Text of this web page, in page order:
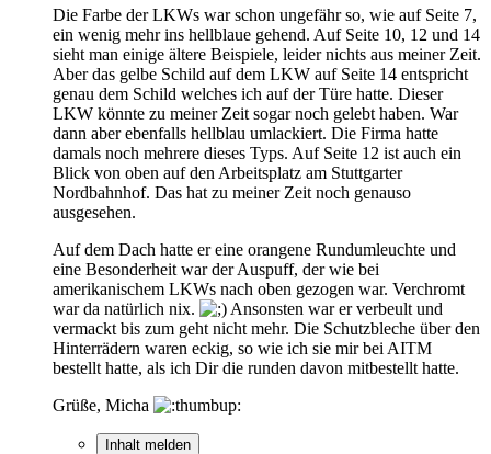
Die Farbe der LKWs war schon ungefähr so, wie auf Seite 7,
ein wenig mehr ins hellblaue gehend. Auf Seite 10, 12 und 14
sieht man einige ältere Beispiele, leider nichts aus meiner Zeit.
Aber das gelbe Schild auf dem LKW auf Seite 14 entspricht
genau dem Schild welches ich auf der Türe hatte. Dieser
LKW könnte zu meiner Zeit sogar noch gelebt haben. War
dann aber ebenfalls hellblau umlackiert. Die Firma hatte
damals noch mehrere dieses Typs. Auf Seite 12 ist auch ein
Blick von oben auf den Arbeitsplatz am Stuttgarter
Nordbahnhof. Das hat zu meiner Zeit noch genauso
ausgesehen.
Auf dem Dach hatte er eine orangene Rundumleuchte und
eine Besonderheit war der Auspuff, der wie bei
amerikanischem LKWs nach oben gezogen war. Verchromt
war da natürlich nix.
Ansonsten war er verbeult und
vermackt bis zum geht nicht mehr. Die Schutzbleche über den
Hinterrädern waren eckig, so wie ich sie mir bei AITM
bestellt hatte, als ich Dir die runden davon mitbestellt hatte.
Grüße, Micha
Inhalt melden